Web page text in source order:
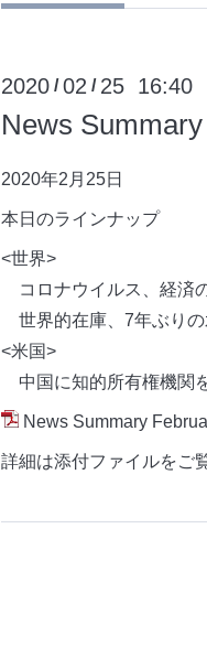
2020 /02 / 25 16:40
News Summary
2020年2月25日
本日のラインナップ
<世界>
コロナウイルス、経済
世界的在庫、7年ぶり
<米国>
中国に知的所有権機関
News Summary
詳細は添付ファイルをご